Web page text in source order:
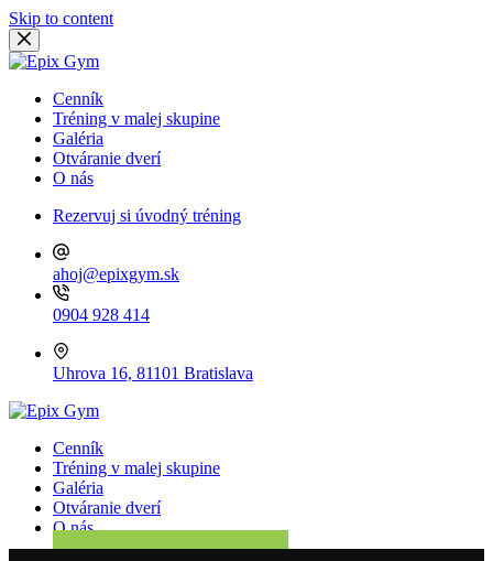
Skip to content
Cenník
Tréning v malej skupine
Galéria
Otváranie dverí
O nás
Rezervuj si úvodný tréning
ahoj@epixgym.sk
0904 928 414
Uhrova 16, 81101 Bratislava
Cenník
Tréning v malej skupine
Galéria
Otváranie dverí
O nás